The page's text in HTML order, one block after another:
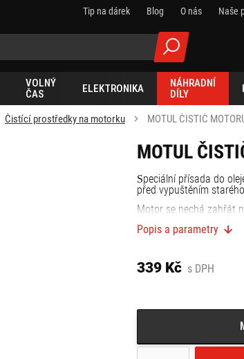
Tip na dárek Blog O nás Naše
VOLNÝ
ČAS
ELEKTRONIKA
NÁHRADNÍ
DÍLY
Čistící prostředky na motorku MOTUL ČISTIČ
MOTUL
Speciální přísada do
před vypuštěním
Motor se nechá zahřát
Popis a parametry
339 Kč s DPH